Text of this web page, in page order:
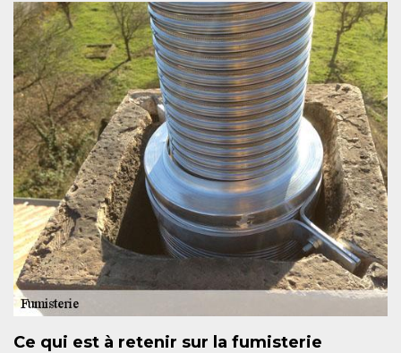
Ce qui est à retenir sur la fumisterie